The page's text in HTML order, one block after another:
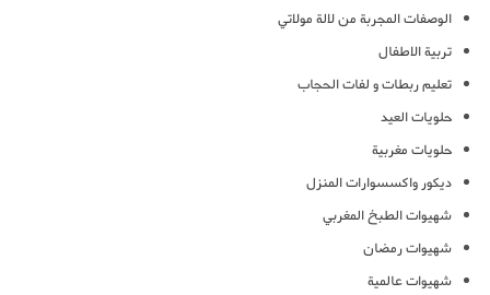
الوصفات المجربة من لالة مولاتي
تربية الاطفال
تعليم ربطات و لفات الحجاب
حلويات العيد
حلويات مغربية
ديكور واكسسوارات المنزل
شهيوات الطبخ المغربي
شهيوات رمضان
شهيوات عالمية